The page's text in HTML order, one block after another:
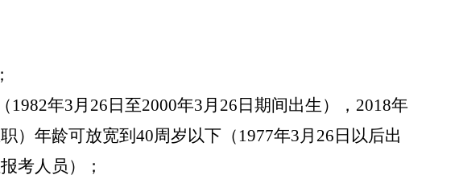
1982年3月26日至2000年3月26日期间出生），2018年
） 年龄可放宽到 40周岁以下（1977年3月26日以后出
考人员）；